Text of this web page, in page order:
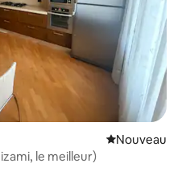
Nouvel
Nouveau
le meilleur)